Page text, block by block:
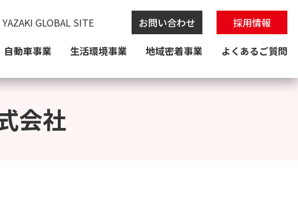
YAZAKI GLOBAL SITE お問い合わせ
採用情報
自動車事業 生活環境事業 地域密着事業 よくあるご質問
会社